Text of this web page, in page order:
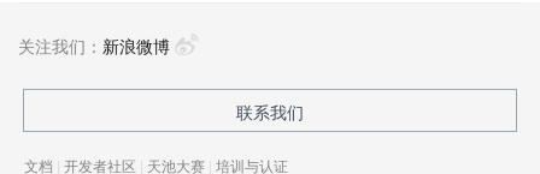
https://www.aliyun.com/product/mobilepaas/mpaas
关注我们： 新浪微博
联系我们
文档 | 开发者社区 | 天池大赛 | 培训与认证